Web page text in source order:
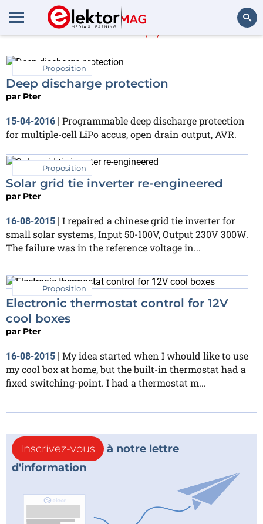
Pter(3)
Proposition
Deep discharge protection
par Pter
15-04-2016 | Programmable deep discharge protection
for multiple-cell LiPo accus, open drain output, AVR.
Proposition
Solar grid tie inverter re-engineered
par Pter
16-08-2015 | I repaired a chinese grid tie inverter for
small solar systems, Input 50-100V, Output 230V 300W.
The failure was in the reference voltage in...
Proposition
Electronic thermostat control for 12V
cool boxes
par Pter
16-08-2015
My idea started when I whould like to use
my cool box at home, but the built-in thermostat had a
fixed switching-point. I had a thermostat m...
Inscrivez-vous
à notre lettre
d'information